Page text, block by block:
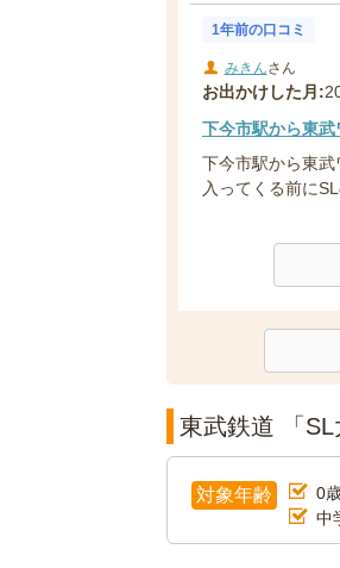
1年前の口コミ
みきんさん
お出かけした月:
下今市駅から東
下今市駅から東
入ってくる前に
東武鉄道 「
対象年齢 0
中